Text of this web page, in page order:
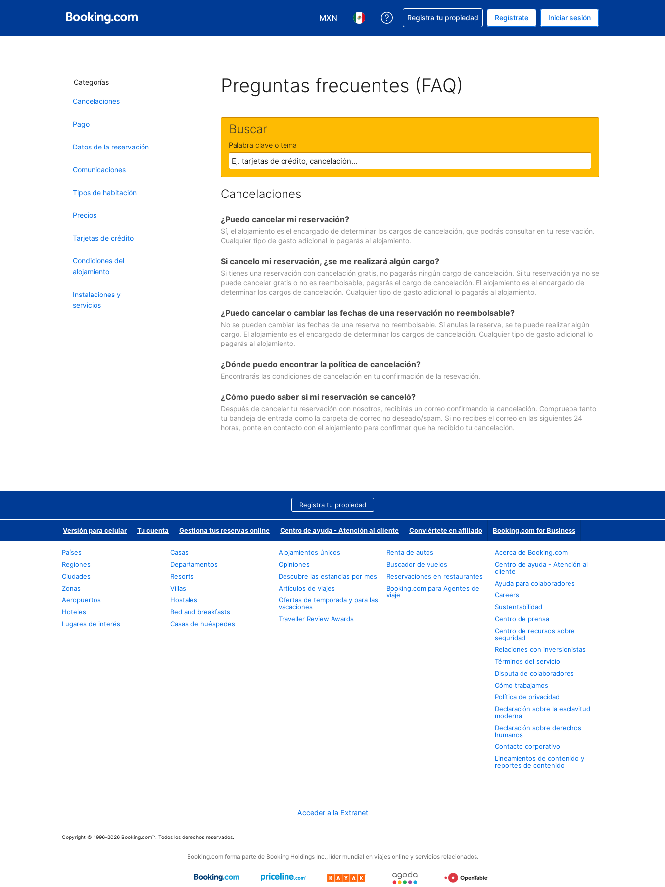
MXN
Elegir tu moneda. Tu moneda actual es Peso mexicano
Elegir el idioma que prefieres. Tu idioma actual es Español (México)
Obtener ayuda con la reservación
Registra tu propiedad Regístrate Iniciar sesión
Categorías
Cancelaciones
Pago
Datos de la reservación
Comunicaciones
Tipos de habitación
Precios
Tarjetas de crédito
Condiciones del
alojamiento
Instalaciones y
servicios
Preguntas frecuentes (FAQ)
Buscar
Palabra clave o tema
Cancelaciones
¿Puedo cancelar mi reservación?
Sí, el alojamiento es el encargado de determinar los cargos de cancelación, que podrás consultar en tu reservación.
Cualquier tipo de gasto adicional lo pagarás al alojamiento.
Si cancelo mi reservación, ¿se me realizará algún cargo?
Si tienes una reservación con cancelación gratis, no pagarás ningún cargo de cancelación. Si tu reservación ya no se
puede cancelar gratis o no es reembolsable, pagarás el cargo de cancelación. El alojamiento es el encargado de
determinar los cargos de cancelación. Cualquier tipo de gasto adicional lo pagarás al alojamiento.
¿Puedo cancelar o cambiar las fechas de una reservación no reembolsable?
No se pueden cambiar las fechas de una reserva no reembolsable. Si anulas la reserva, se te puede realizar algún
cargo. El alojamiento es el encargado de determinar los cargos de cancelación. Cualquier tipo de gasto adicional lo
pagarás al alojamiento.
¿Dónde puedo encontrar la política de cancelación?
Encontrarás las condiciones de cancelación en tu confirmación de la resevación.
¿Cómo puedo saber si mi reservación se canceló?
Después de cancelar tu reservación con nosotros, recibirás un correo confirmando la cancelación. Comprueba tanto
tu bandeja de entrada como la carpeta de correo no deseado/spam. Si no recibes el correo en las siguientes 24
horas, ponte en contacto con el alojamiento para confirmar que ha recibido tu cancelación.
Registra tu propiedad
Versión para celular Tu cuenta Gestiona tus reservas online Centro de ayuda - Atención al cliente Conviértete en afiliado Booking.com for Business
Países
Regiones
Ciudades
Zonas
Aeropuertos
Hoteles
Lugares de interés
Casas
Departamentos
Resorts
Villas
Hostales
Bed and breakfasts
Casas de huéspedes
Alojamientos únicos
Opiniones
Descubre las estancias por mes
Artículos de viajes
Ofertas de temporada y para las
vacaciones
Traveller Review Awards
Renta de autos
Buscador de vuelos
Reservaciones en restaurantes
Booking.com para Agentes de
viaje
Acerca de Booking.com
Centro de ayuda - Atención al
cliente
Ayuda para colaboradores
Careers
Sustentabilidad
Centro de prensa
Centro de recursos sobre
seguridad
Relaciones con inversionistas
Términos del servicio
Disputa de colaboradores
Cómo trabajamos
Política de privacidad
Declaración sobre la esclavitud
moderna
Declaración sobre derechos
humanos
Contacto corporativo
Lineamientos de contenido y
reportes de contenido
Acceder a la Extranet
Copyright © 1996–2026 Booking.com™. Todos los derechos reservados.
Booking.com forma parte de Booking Holdings Inc., líder mundial en viajes online y servicios relacionados.